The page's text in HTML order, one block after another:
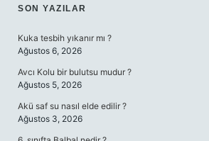
SIDEBAR
SON YAZILAR
Kuka tesbih yıkanır mı ?
Ağustos 6, 2026
Avcı Kolu bir bulutsu mudur ?
Ağustos 5, 2026
Akü saf su nasıl elde edilir ?
Ağustos 3, 2026